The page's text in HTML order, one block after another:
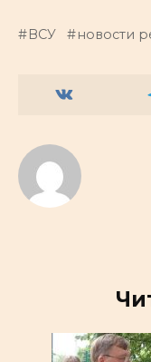
ВСУ новости